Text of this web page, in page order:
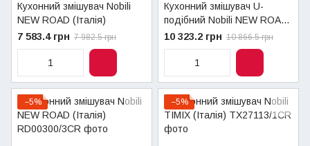
Кухонний змішувач Nobili
NEW ROAD (Італія)
7 583.4 грн 7 982.5 грн
Кухонний змішувач U-
подібний Nobili NEW ROAD
(Італія)
10 323.2 грн 10 866.5 грн
−5% −5%